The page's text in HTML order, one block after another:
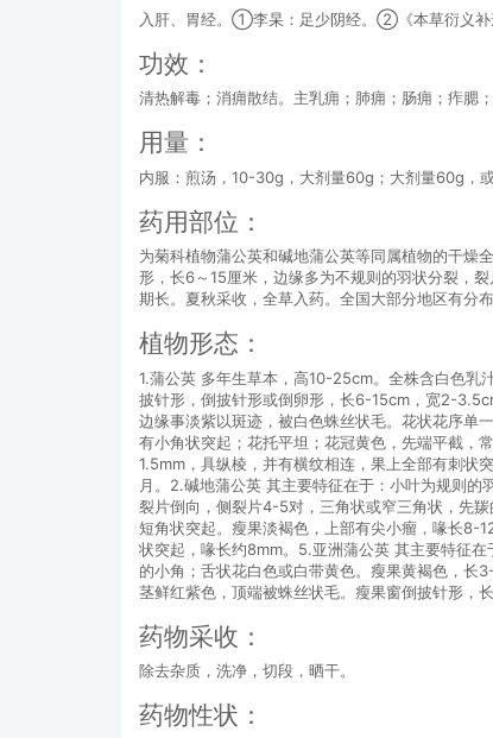
入肝、胃经。①李杲：足少阴经。②《本草衍义补
功效：
清热解毒；消痈散结。主乳痈；肺痈；肠痈；痄腮
用量：
内服：煎汤，10-30g，大剂量60g；大剂量60g，
药用部位：
为菊科植物蒲公英和碱地蒲公英等同属植物的干燥
形，长6～15厘米，边缘多为不规则的羽状分裂，
期长。夏秋采收，全草入药。全国大部分地区有分
植物形态：
1.蒲公英 多年生草本，高10-25cm。全株含白色乳
披针形，倒披针形或倒卵形，长6-15cm，宽2-
边缘事淡紫以斑迹，被白色蛛丝状毛。花状花序单
有小角状突起；花托平坦；花冠黄色，先端平截，
1.5mm，具纵棱，并有横纹相连，果上全部有刺
月。2.碱地蒲公英 其主要特征在于：小叶为规则
裂片倒向，侧裂片4-5对，三角状或窄三角状，先
短角状突起。瘦果淡褐色，上部有尖小瘤，喙长8-
状突起，喙长约8mm。5.亚洲蒲公英 其主要特征
的小角；舌状花白色或白带黄色。瘦果黄褐色，
茎鲜红紫色，顶端被蛛丝状毛。瘦果窗倒披针形，
药物采收：
除去杂质，洗净，切段，晒干。
药物性状：